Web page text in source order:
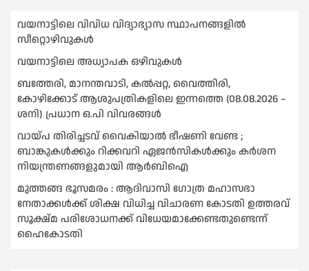
വയനാട്ടിലെ വിവിധ വിദ്യാഭ്യാസ സ്ഥാപനങ്ങളിൽ
സീറ്റൊഴിവുകൾ
വയനാട്ടിലെ അധ്യാപക ഒഴിവുകൾ
ബത്തേരി, മാനന്തവാടി, കൽപ്പറ്റ, വൈത്തിരി,
കോഴിക്കോട് ആശുപത്രികളിലെ ഇന്നത്തെ (08.08.2026 –
ശനി) പ്രധാന ഒ.പി വിവരങ്ങൾ
വായ്പ തിരിച്ചടവ് വൈകിയാല്‍ ഭീഷണി വേണ്ട ;
ബാങ്കുകള്‍ക്കും റിക്കവറി ഏജൻസികള്‍ക്കും കര്‍ശന
നിയന്ത്രണങ്ങളുമായി ആര്‍ബിഐ
മുത്തങ്ങ ഭൂസമരം : ആദിവാസി ഗോത്ര മഹാസഭാ
നേതാക്കള്‍ക്ക് ശിക്ഷ വിധിച്ച വിചാരണ കോടതി ഉത്തരവ്
സൂക്ഷ്മ പരിശോധനക്ക് വിധേയമാക്കേണ്ടതുണ്ടെന്ന്
ഹൈകോടതി